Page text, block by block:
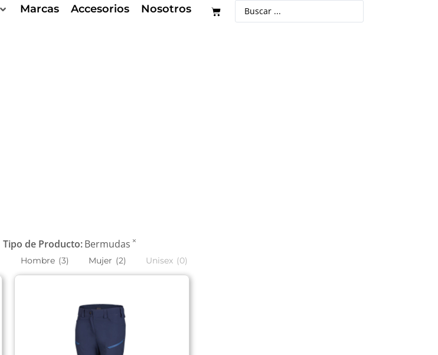
Marcas Accesorios Nosotros
Tipo de Producto:Bermudas ×
Hombre (3) Mujer (2) Unisex (0)